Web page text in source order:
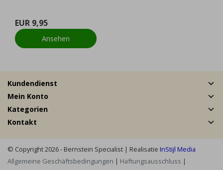
EUR 9,95
Ansehen
Kundendienst
Mein Konto
Kategorien
Kontakt
© Copyright 2026 - Bernstein Specialist | Realisatie InStijl Media
Allgemeine Geschäftsbedingungen | Haftungsausschluss |